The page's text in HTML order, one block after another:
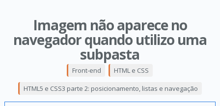
Imagem não aparece no
navegador quando utilizo uma
subpasta
Front-end HTML e CSS
HTML5 e CSS3 parte 2: posicionamento, listas e navegação